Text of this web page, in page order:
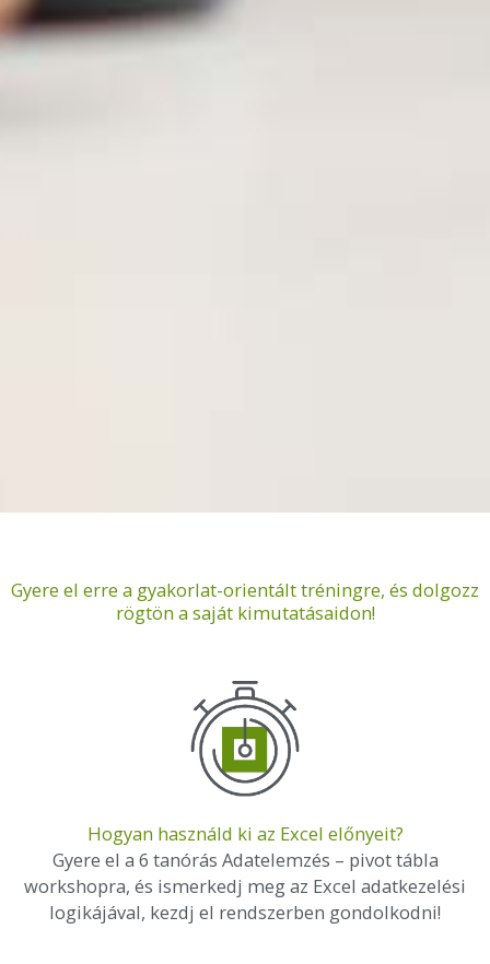
Gyere el erre a gyakorlat-orientált tréningre, és dolgozz
rögtön a saját kimutatásaidon!
Hogyan használd ki az Excel előnyeit?
Gyere el a 6 tanórás Adatelemzés – pivot tábla
workshopra, és ismerkedj meg az Excel adatkezelési
logikájával, kezdj el rendszerben gondolkodni!